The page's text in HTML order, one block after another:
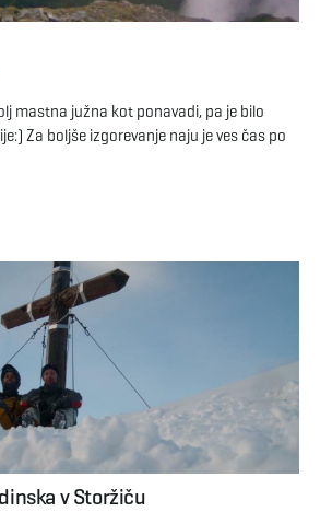
mastna južna kot ponavadi, pa je bilo
Za boljše izgorevanje naju je ves čas po
v Storžiču